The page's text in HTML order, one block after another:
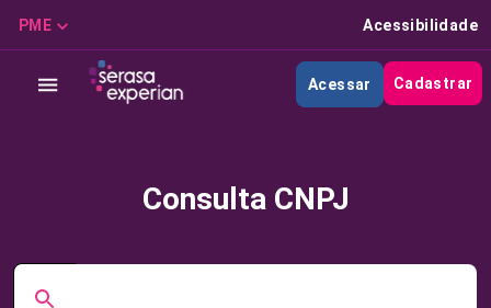
PME Acessibilidade
Acessar Cadastrar
Consulta CNPJ